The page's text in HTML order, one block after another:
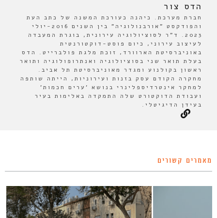
הדס צור
חברת מערכת. כיהנה כעורכת המשנה של כתב העת
והפודקסט "אורבנולוגיה" בין השנים 2016-יולי
2023. ד"ר לסוציולוגיה עירונית, בוגרת המעבדה
לעיצוב עירוני, כיום פוסט-דוקטורנטית
באוניברסיטת הארוורד, זוכת מלגת פולברייט. הדס
בעלת תואר שני בסוציולוגיה ואנתרופולוגיה ותואר
ראשון בקולנוע ומגדר מאוניברסיטת תל אביב.
מחקרה הקודם עסק בזנות ועירוניות, הייתה שותפה
למחקר אינטרדיספלינרי בנושא 'ערים חכמות'
ועבודת הדוקטורט שלה התמקדה באלימות בעיר
בעידן הדיגיטלי.
מאמרים קשורים